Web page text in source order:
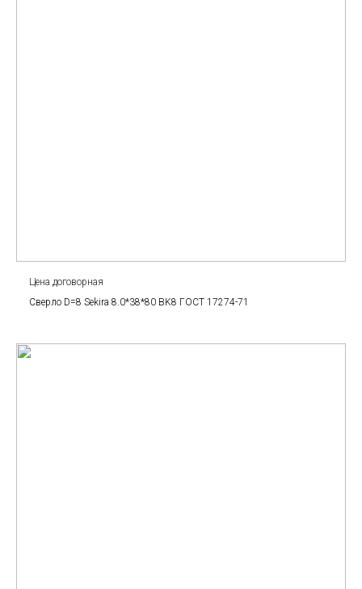
Цена договорная
Сверло D=8 Sekira 8.0*38*80 BK8 ГОСТ 17274-71